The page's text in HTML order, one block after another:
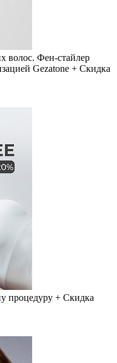
волос. Фен-стайлер
Gezatone + Скидка
процедуру + Скидка